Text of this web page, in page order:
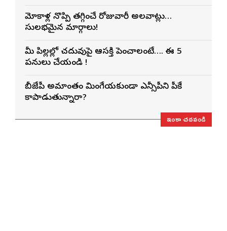
మోకాళ్ల నొప్పి తగ్గించే రోజువారీ అలవాట్లు…
సులభమైన మార్గాలు!
మీ పిల్లల్లో చదువుపై ఆసక్తి పెంచాలంటే…. ఈ 5
పనులు చేయండి !
బీజేపీ అమాంతం మింగేయకుండా ఎన్సీపీని పీకే
కాపాడుతున్నారా?
ఇంకా చదవండి